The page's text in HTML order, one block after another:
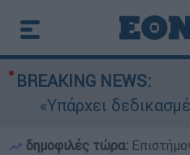
BREAKING NEWS:
«Υπάρχει
δημοφιλές τώρα: